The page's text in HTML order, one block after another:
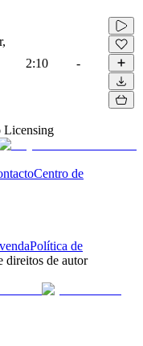
2:10 -
Licensing
Centro de
Política de
direitos de autor